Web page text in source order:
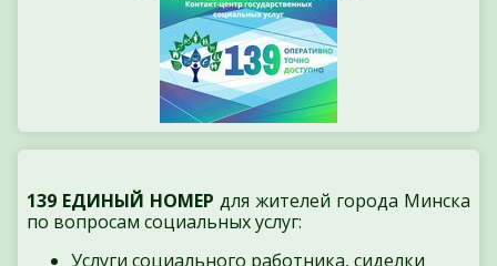
139 ЕДИНЫЙ НОМЕР для жителей города Минска
по вопросам социальных услуг:
Услуги социального работника, сиделки